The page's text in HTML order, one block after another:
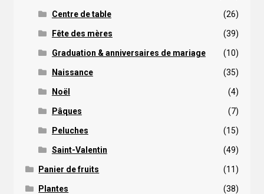
Centre de table (26)
Fête des mères (39)
Graduation & anniversaires de mariage (10)
Naissance (35)
Noël (4)
Pâques (7)
Peluches (15)
Saint-Valentin (49)
Panier de fruits (11)
Plantes (38)